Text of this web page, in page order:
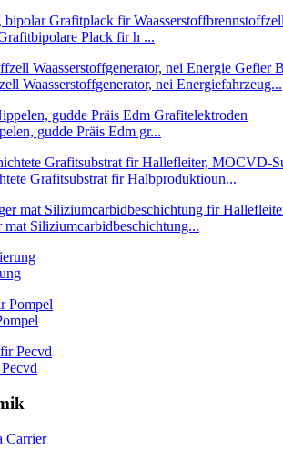
Plack fir h ...
Waasserstoffgenerator, nei Energiefahrzeug...
gudde Präis Edm gr...
Grafitsubstrat fir Halbproduktioun...
mat Siliziumcarbidbeschichtung...